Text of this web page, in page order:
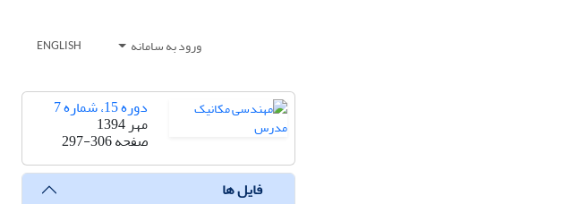
ورود به سامانه ENGLISH
دوره 15، شماره 7
مهر 1394
صفحه297-306
فایل ها